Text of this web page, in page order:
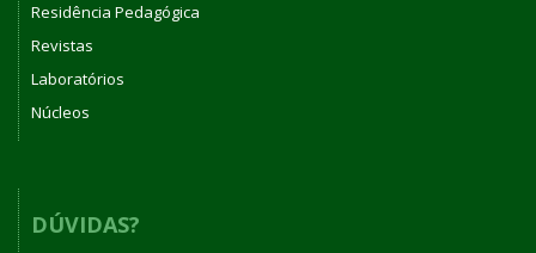
Residência Pedagógica
Revistas
Laboratórios
Núcleos
DÚVIDAS?